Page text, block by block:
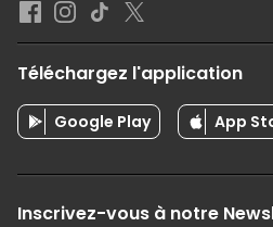
Téléchargez l'application
Google Play App
Inscrivez-vous à notre